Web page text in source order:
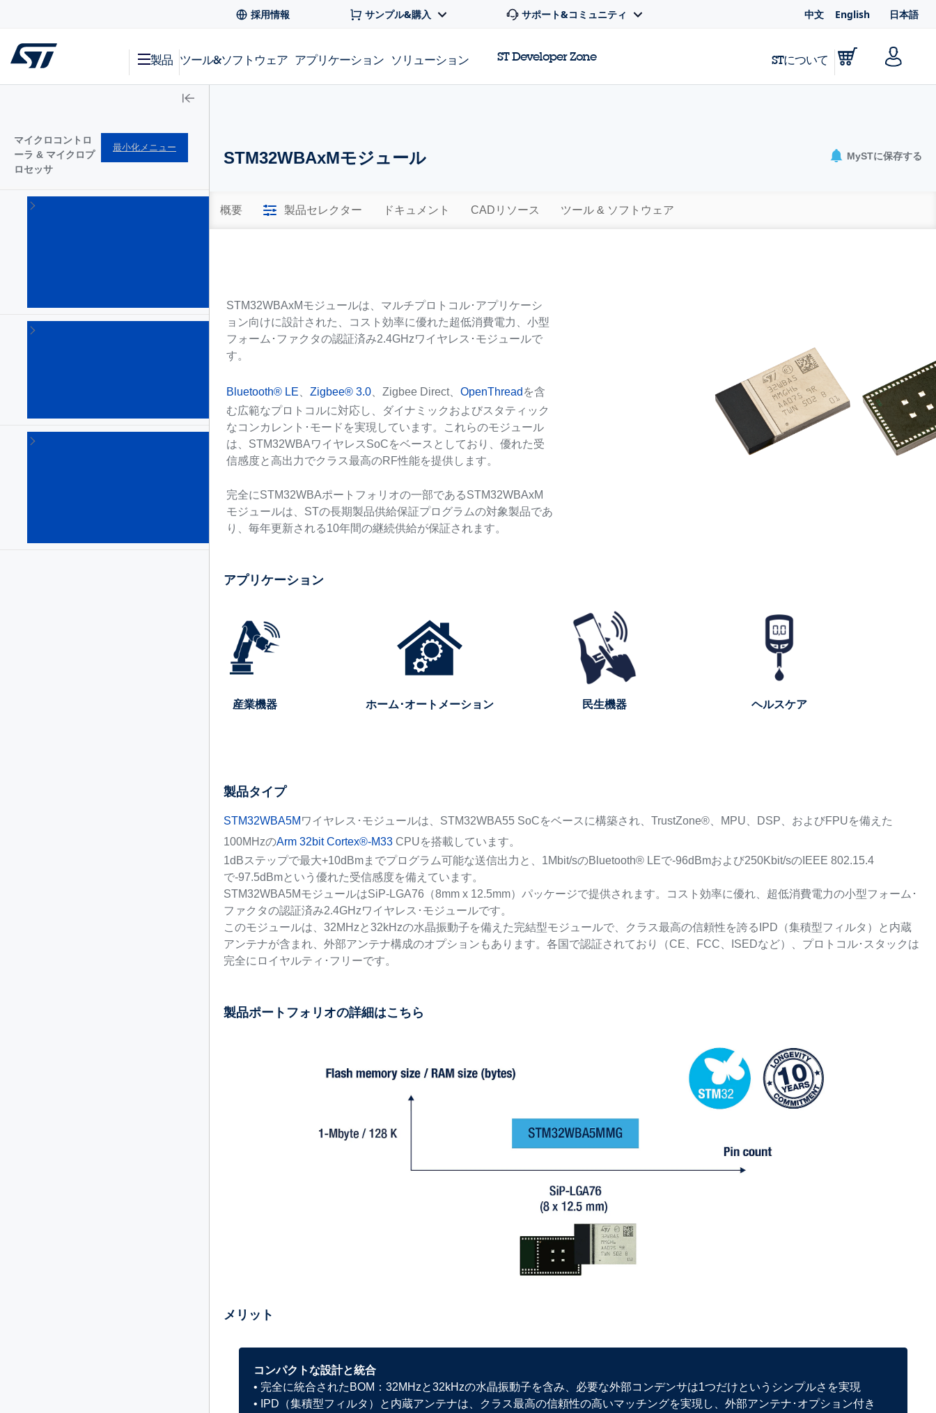
採用情報 サンプル&購入 サポート&コミュニティ 中文 English 日本語
製品 ツール&ソフトウェア アプリケーション ソリューション ST Developer Zone STについて
マイクロコントロ
ーラ & マイクロプ
ロセッサ
最小化メニュー
STM32
Arm
Cortex
(1644)
STM32
Cortex
セッサ
STM8
8bitマ
STM32WBAxMモジュール MySTに保存する
概要 製品セレクター ドキュメント CADリソース ツール & ソフトウェア
STM32WBAxMモジュールは、マルチプロトコル･アプリケーシ
ョン向けに設計された、コスト効率に優れた超低消費電力、小型
フォーム･ファクタの認証済み2.4GHzワイヤレス･モジュールで
す。
Bluetooth® LE 、Zigbee® 3.0 、Zigbee Direct、OpenThread を含
む広範なプロトコルに対応し、ダイナミックおよびスタティック
なコンカレント･モードを実現しています。これらのモジュール
は、STM32WBAワイヤレスSoCをベースとしており、優れた受
信感度と高出力でクラス最高のRF性能を提供します。
完全にSTM32WBAポートフォリオの一部であるSTM32WBAxM
モジュールは、STの長期製品供給保証プログラムの対象製品であ
り、毎年更新される10年間の継続供給が保証されます。
アプリケーション
産業機器 ホーム･オートメーション 民生機器 ヘルスケア
製品タイプ
STM32WBA5M ワイヤレス･モジュールは、STM32WBA55 SoCをベースに構築され、TrustZone®、MPU、DSP、およびFPUを備えた
100MHzのArm 32bit Cortex®-M33CPUを搭載しています。
1dBステップで最大+10dBmまでプログラム可能な送信出力と、1Mbit/sのBluetooth® LEで-96dBmおよび250Kbit/sのIEEE 802.15.4
で-97.5dBmという優れた受信感度を備えています。
STM32WBA5MモジュールはSiP-LGA76（8mm x 12.5mm）パッケージで提供されます。コスト効率に優れ、超低消費電力の小型フォーム･
ファクタの認証済み2.4GHzワイヤレス･モジュールです。
このモジュールは、32MHzと32kHzの水晶振動子を備えた完結型モジュールで、クラス最高の信頼性を誇るIPD（集積型フィルタ）と内蔵
アンテナが含まれ、外部アンテナ構成のオプションもあります。各国で認証されており（CE、FCC、ISEDなど）、プロトコル･スタックは
完全にロイヤルティ･フリーです。
製品ポートフォリオの詳細はこちら
メリット
コンパクトな設計と統合
• 完全に統合されたBOM：32MHzと32kHzの水晶振動子を含み、必要な外部コンデンサは1つだけというシンプルさを実現
• IPD（集積型フィルタ）と内蔵アンテナは、クラス最高の信頼性の高いマッチングを実現し、外部アンテナ･オプション付き